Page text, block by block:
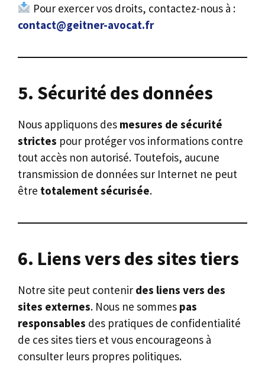
Pour exercer vos droits, contactez-nous à :
contact@geitner-avocat.fr
5. Sécurité des données
Nous appliquons des mesures de sécurité
strictes pour protéger vos informations contre
tout accès non autorisé. Toutefois, aucune
transmission de données sur Internet ne peut
être totalement sécurisée.
6. Liens vers des sites tiers
Notre site peut contenir des liens vers des
sites externes. Nous ne sommes pas
responsables des pratiques de confidentialité
de ces sites tiers et vous encourageons à
consulter leurs propres politiques.